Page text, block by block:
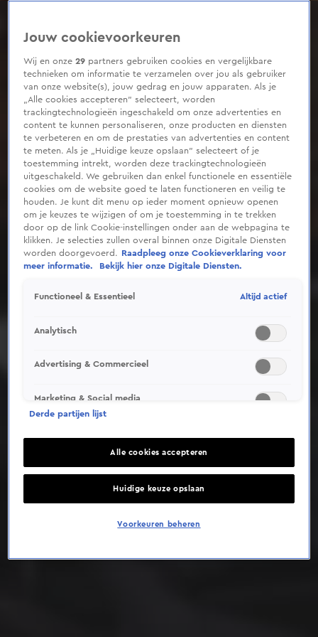
Deze video is niet beschikbaar op je huidige locatie
Jouw cookievoorkeuren
Wij en onze29 partners gebruiken cookies en vergelijkbare
technieken om informatie te verzamelen over jou als gebruiker
van onze website(s), jouw gedrag en jouw apparaten. Als je
„Alle cookies accepteren” selecteert, worden
trackingtechnologieën ingeschakeld om onze advertenties en
content te kunnen personaliseren, onze producten en diensten
te verbeteren en om de prestaties van advertenties en content
te meten. Als je „Huidige keuze opslaan” selecteert of je
toestemming intrekt, worden deze trackingtechnologieën
uitgeschakeld. We gebruiken dan enkel functionele en essentiële
cookies om de website goed te laten functioneren en veilig te
houden. Je kunt dit menu op ieder moment opnieuw openen
om je keuzes te wijzigen of om je toestemming in te trekken
door op de link Cookie-instellingen onder aan de webpagina te
klikken. Je selecties zullen overal binnen onze Digitale Diensten
worden doorgevoerd.
Raadpleeg onze Cookieverklaring voor
meer informatie.
Bekijk hier onze Digitale Diensten.
Functioneel & Essentieel Altijd actief
Analytisch
Advertising & Commercieel
Marketing & Social media
Derde partijen lijst
Alle cookies accepteren
Huidige keuze opslaan
Voorkeuren beheren